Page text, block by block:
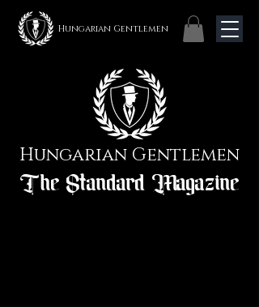
Hungarian Gentlemen
Hungarian Gentlemen
The Standard Magazine